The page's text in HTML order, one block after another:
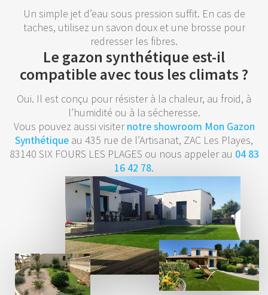
Un simple jet d’eau sous pression suffit. En cas de
taches, utilisez un savon doux et une brosse pour
redresser les fibres.
Le gazon synthétique est-il
compatible avec tous les climats ?
Oui. Il est conçu pour résister à la chaleur, au froid, à
l’humidité ou à la sécheresse.
Vous pouvez aussi visiternotre showroom Mon Gazon
Synthétique au 435 rue de l’Artisanat, ZAC Les Playes,
83140 SIX FOURS LES PLAGES ou nous appeler au 04 83
16 42 78.